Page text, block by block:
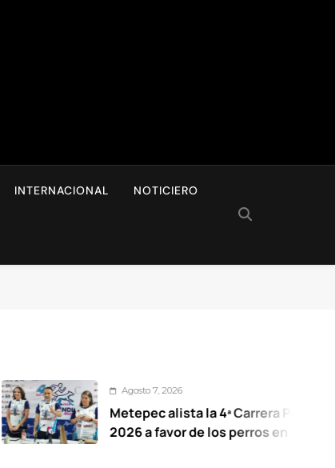
INTERNACIONAL NOTICIERO
Agosto 7, 2026
Metepec alista la 4ª Carrera Pet Friendly
2026 a favor de los perros en situación de